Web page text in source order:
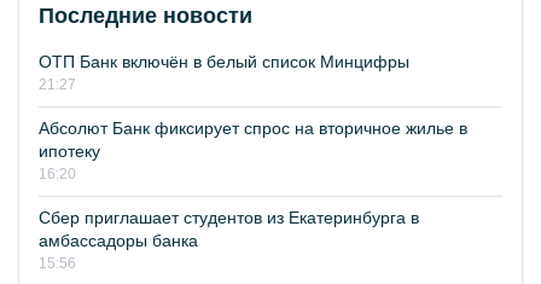
Последние новости
ОТП Банк включён в белый список Минцифры
21:27
Абсолют Банк фиксирует спрос на вторичное жилье в
ипотеку
16:20
Сбер приглашает студентов из Екатеринбурга в
амбассадоры банка
15:56